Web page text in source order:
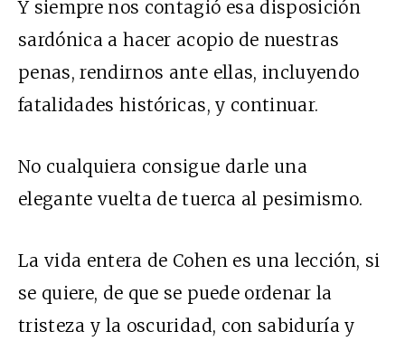
Y siempre nos contagió esa disposición
sardónica a hacer acopio de nuestras
penas, rendirnos ante ellas, incluyendo
fatalidades históricas, y continuar.
No cualquiera consigue darle una
elegante vuelta de tuerca al pesimismo.
La vida entera de Cohen es una lección, si
se quiere, de que se puede ordenar la
tristeza y la oscuridad, con sabiduría y